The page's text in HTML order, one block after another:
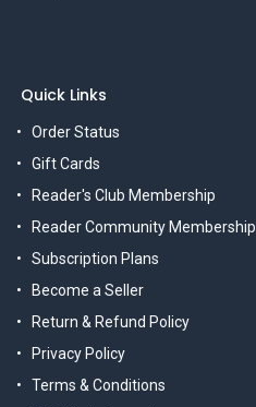
Quick Links
Order Status
Gift Cards
Reader's Club Membership
Reader Community Membership
Subscription Plans
Become a Seller
Return & Refund Policy
Privacy Policy
Terms & Conditions